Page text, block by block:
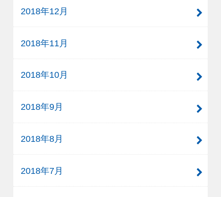
2018年12月
2018年11月
2018年10月
2018年9月
2018年8月
2018年7月